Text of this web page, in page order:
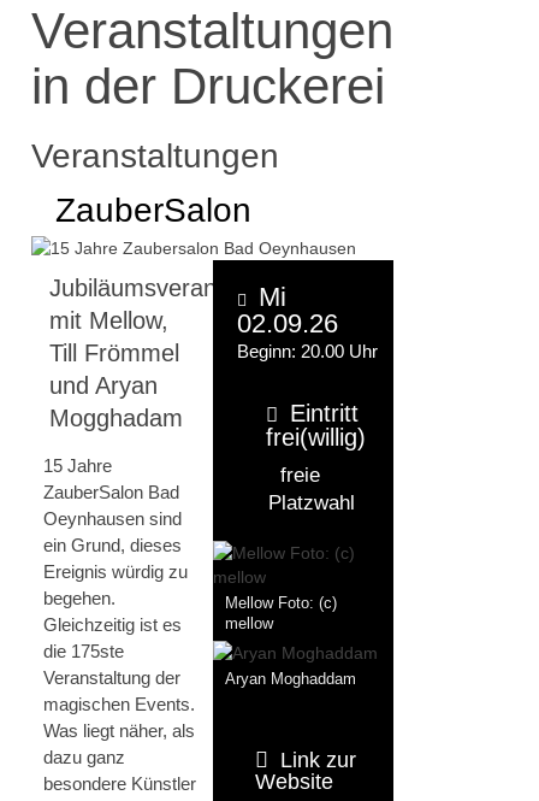
Veranstaltungen
in der Druckerei
Veranstaltungen
ZauberSalon
Jubiläumsveranstaltung
mit Mellow,
Till Frömmel
und Aryan
Mogghadam
15 Jahre
ZauberSalon Bad
Oeynhausen sind
ein Grund, dieses
Ereignis würdig zu
begehen.
Gleichzeitig ist es
die 175ste
Veranstaltung der
magischen Events.
Was liegt näher, als
dazu ganz
besondere Künstler
Mi
02.09.26
Beginn: 20.00 Uhr
Eintritt
frei(willig)
freie
Platzwahl
Mellow Foto: (c)
mellow
Aryan Moghaddam
Link zur
Website